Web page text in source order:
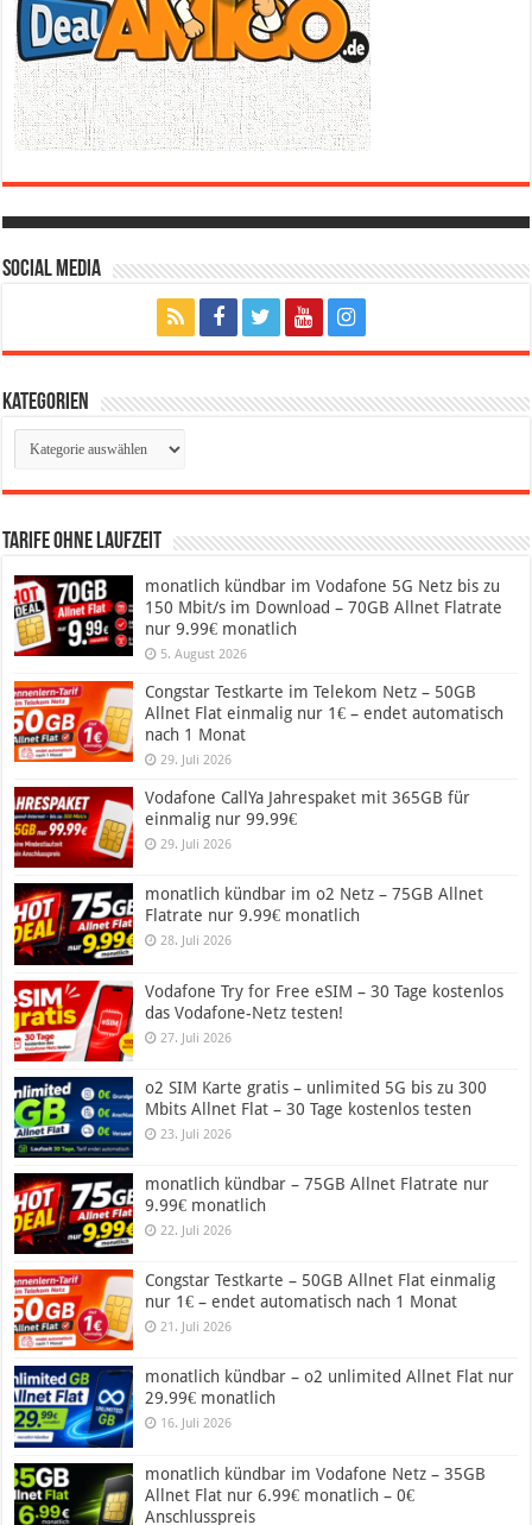
Social Media
Kategorien
Kategorien
Tarife ohne Laufzeit
monatlich kündbar im Vodafone 5G Netz bis zu
150 Mbit/s im Download – 70GB Allnet Flatrate
nur 9.99€ monatlich
5. August 2026
Congstar Testkarte im Telekom Netz – 50GB
Allnet Flat einmalig nur 1€ – endet automatisch
nach 1 Monat
29. Juli 2026
Vodafone CallYa Jahrespaket mit 365GB für
einmalig nur 99.99€
29. Juli 2026
monatlich kündbar im o2 Netz – 75GB Allnet
Flatrate nur 9.99€ monatlich
28. Juli 2026
Vodafone Try for Free eSIM – 30 Tage kostenlos
das Vodafone-Netz testen!
27. Juli 2026
o2 SIM Karte gratis – unlimited 5G bis zu 300
Mbits Allnet Flat – 30 Tage kostenlos testen
23. Juli 2026
monatlich kündbar – 75GB Allnet Flatrate nur
9.99€ monatlich
22. Juli 2026
Congstar Testkarte – 50GB Allnet Flat einmalig
nur 1€ – endet automatisch nach 1 Monat
21. Juli 2026
monatlich kündbar – o2 unlimited Allnet Flat nur
29.99€ monatlich
16. Juli 2026
monatlich kündbar im Vodafone Netz – 35GB
Allnet Flat nur 6.99€ monatlich – 0€
Anschlusspreis